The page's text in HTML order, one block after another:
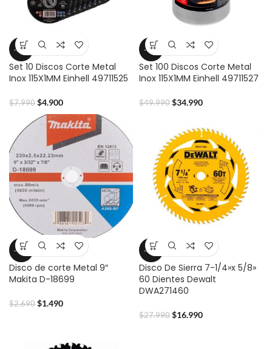
-39%
Set 10 Discos Corte Metal
Inox 115X1MM Einhell 49711525
$7.990 $4.900
-30%
Set 100 Discos Corte Metal
Inox 115X1MM Einhell 49711527
$49.990 $34.990
-45%
Disco de corte Metal 9″
Makita D-18699
$2.690 $1.490
-39%
Disco De Sierra 7-1/4»x 5/8»
60 Dientes Dewalt
DWA271460
$27.990 $16.990